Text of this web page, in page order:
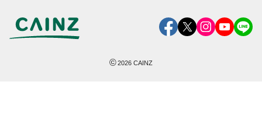
©2026 CAINZ